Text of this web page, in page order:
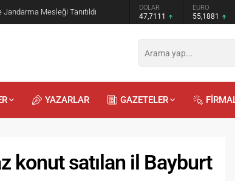
Mesleği TanıtıldıGRAM ALTIN
6.660,55
DOLAR
47,7111
EURO
55,1881
YAZARLAR GAZETELER
konut satılan il Bayburt